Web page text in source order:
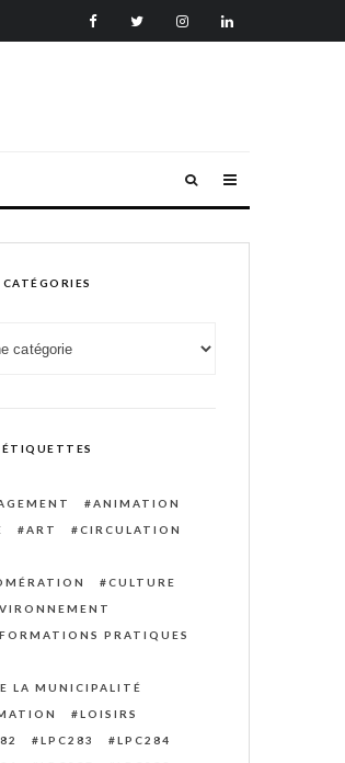
CATÉGORIES
ÉTIQUETTES
ANIMATION
ART
CIRCULATION
CULTURE
PRATIQUES
LA MUNICIPALITÉ
LOISIRS
LPC283
LPC284